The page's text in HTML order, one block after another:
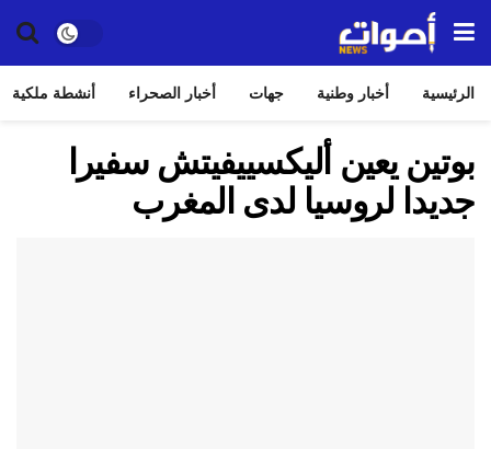
الرئيسية أخبار وطنية جهات أخبار الصحراء أنشطة ملكية
بوتين يعين أليكسييفيتش سفيرا
جديدا لروسيا لدى المغرب